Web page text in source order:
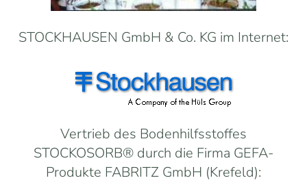
STOCKHAUSEN GmbH & Co. KG im Internet:
Vertrieb des Bodenhilfsstoffes
STOCKOSORB® durch die Firma GEFA-
Produkte FABRITZ GmbH (Krefeld):